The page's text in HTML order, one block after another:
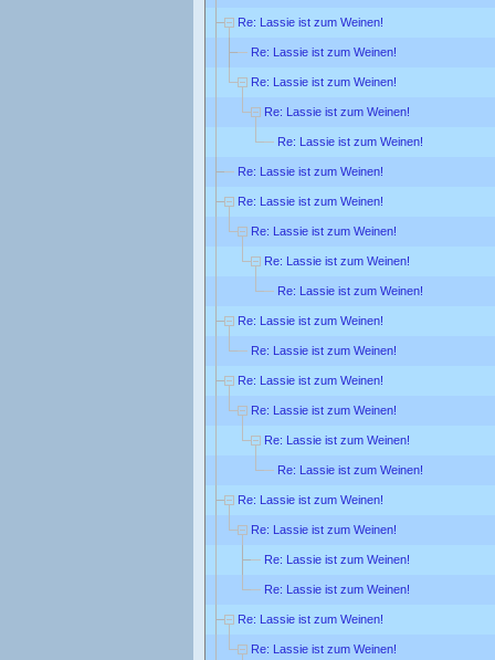
Re: Lassie ist zum Weinen!
Re: Lassie ist zum Weinen!
Re: Lassie ist zum Weinen!
Re: Lassie ist zum Weinen!
Re: Lassie ist zum Weinen!
Re: Lassie ist zum Weinen!
Re: Lassie ist zum Weinen!
Re: Lassie ist zum Weinen!
Re: Lassie ist zum Weinen!
Re: Lassie ist zum Weinen!
Re: Lassie ist zum Weinen!
Re: Lassie ist zum Weinen!
Re: Lassie ist zum Weinen!
Re: Lassie ist zum Weinen!
Re: Lassie ist zum Weinen!
Re: Lassie ist zum Weinen!
Re: Lassie ist zum Weinen!
Re: Lassie ist zum Weinen!
Re: Lassie ist zum Weinen!
Re: Lassie ist zum Weinen!
Re: Lassie ist zum Weinen!
Re: Lassie ist zum Weinen!